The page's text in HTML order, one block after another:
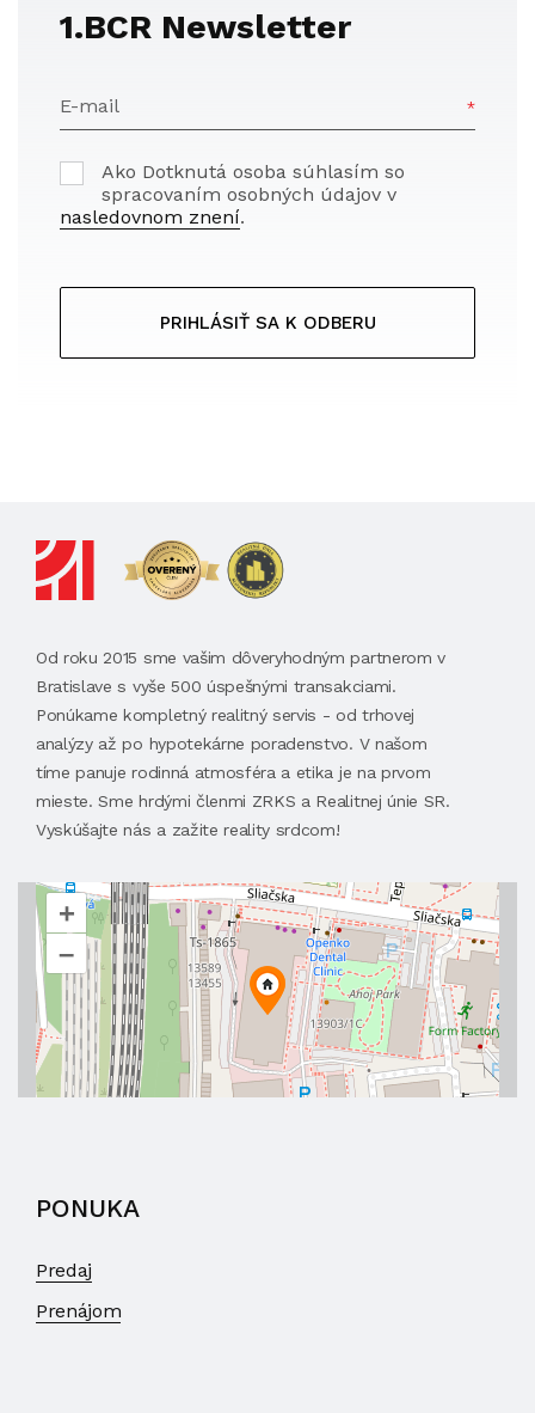
1.BCR Newsletter
E-mail
Ako Dotknutá osoba súhlasím so
spracovaním osobných údajov v
nasledovnom znení.
PRIHLÁSIŤ SA K ODBERU
Od roku 2015 sme vašim dôveryhodným partnerom v
Bratislave s vyše 500 úspešnými transakciami.
Ponúkame kompletný realitný servis - od trhovej
analýzy až po hypotekárne poradenstvo. V našom
tíme panuje rodinná atmosféra a etika je na prvom
mieste. Sme hrdými členmi ZRKS a Realitnej únie SR.
Vyskúšajte nás a zažite reality srdcom!
+
–
PONUKA
Predaj
Prenájom